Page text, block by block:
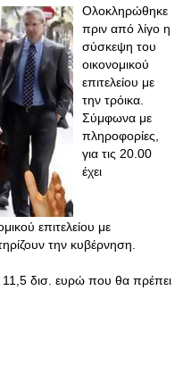
Ολοκληρώθηκε
πριν από λίγο η
σύσκεψη του
οικονομικού
επιτελείου με
την τρόικα.
Σύμφωνα με
πληροφορίες,
για τις 20.00
έχει
επιτελείου με
την κυβέρνηση.
11,5 δισ. ευρώ που θα πρέπει